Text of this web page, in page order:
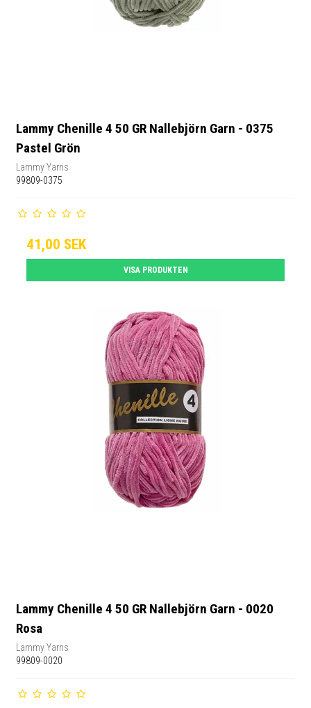
Lammy Chenille 4 50 GR Nallebjörn Garn - 0375
Pastel Grön
Lammy Yarns
99809-0375
41,00 SEK
VISA PRODUKTEN
Lammy Chenille 4 50 GR Nallebjörn Garn - 0020
Rosa
Lammy Yarns
99809-0020